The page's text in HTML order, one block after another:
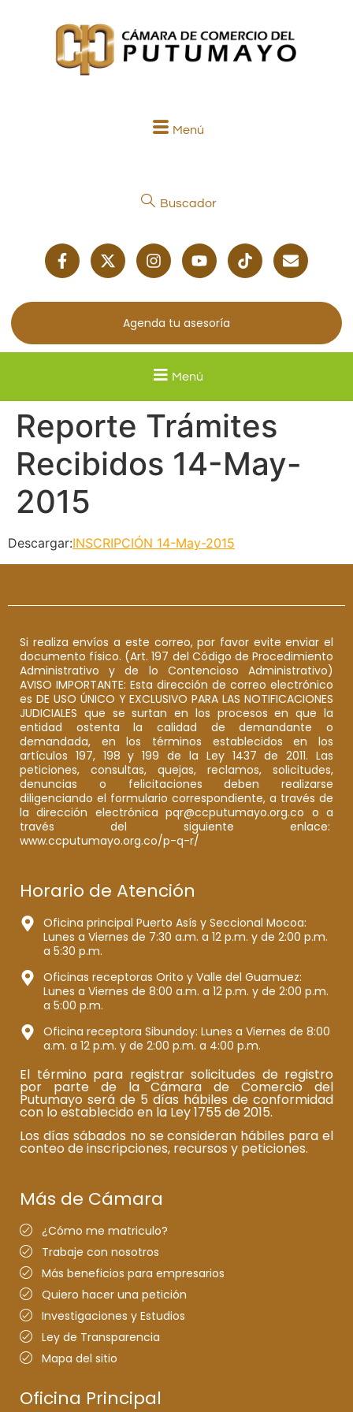
Menú
Buscador
Agenda tu asesoría
Menú
Reporte Trámites
Recibidos 14-May-
2015
Descargar:INSCRIPCIÓN 14-May-2015
Si realiza envíos a este correo, por favor evite enviar el
documento físico. (Art. 197 del Código de Procedimiento
Administrativo y de lo Contencioso Administrativo)
AVISO IMPORTANTE: Esta dirección de correo electrónico
es DE USO ÚNICO Y EXCLUSIVO PARA LAS NOTIFICACIONES
JUDICIALES que se surtan en los procesos en que la
entidad ostenta la calidad de demandante o
demandada, en los términos establecidos en los
artículos 197, 198 y 199 de la Ley 1437 de 2011. Las
peticiones, consultas, quejas, reclamos, solicitudes,
denuncias o felicitaciones deben realizarse
diligenciando el formulario correspondiente, a través de
la dirección electrónica pqr@ccputumayo.org.co o a
través del siguiente enlace:
www.ccputumayo.org.co/p-q-r/
Horario de Atención
Oficina principal Puerto Asís y Seccional Mocoa:
Lunes a Viernes de 7:30 a.m. a 12 p.m. y de 2:00 p.m.
a 5:30 p.m.
Oficinas receptoras Orito y Valle del Guamuez:
Lunes a Viernes de 8:00 a.m. a 12 p.m. y de 2:00 p.m.
a 5:00 p.m.
Oficina receptora Sibundoy: Lunes a Viernes de 8:00
a.m. a 12 p.m. y de 2:00 p.m. a 4:00 p.m.
El término para registrar solicitudes de registro
por parte de la Cámara de Comercio del
Putumayo será de 5 días hábiles de conformidad
con lo establecido en la Ley 1755 de 2015.
Los días sábados no se consideran hábiles para el
conteo de inscripciones, recursos y peticiones.
Más de Cámara
¿Cómo me matriculo?
Trabaje con nosotros
Más beneficios para empresarios
Quiero hacer una petición
Investigaciones y Estudios
Ley de Transparencia
Mapa del sitio
Oficina Principal